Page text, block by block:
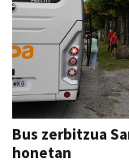
Bus zerbitzua
honetan